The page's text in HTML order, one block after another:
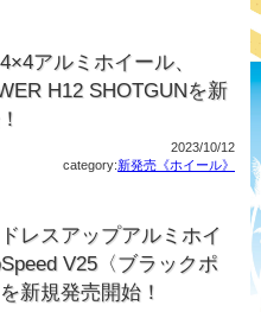
アルミホイール、
H12 SHOTGUNを新
2023/10/12
category:新発売《ホイール》
ドレスアップアルミホイ
V25〈ブラックポ
新規発売開始！